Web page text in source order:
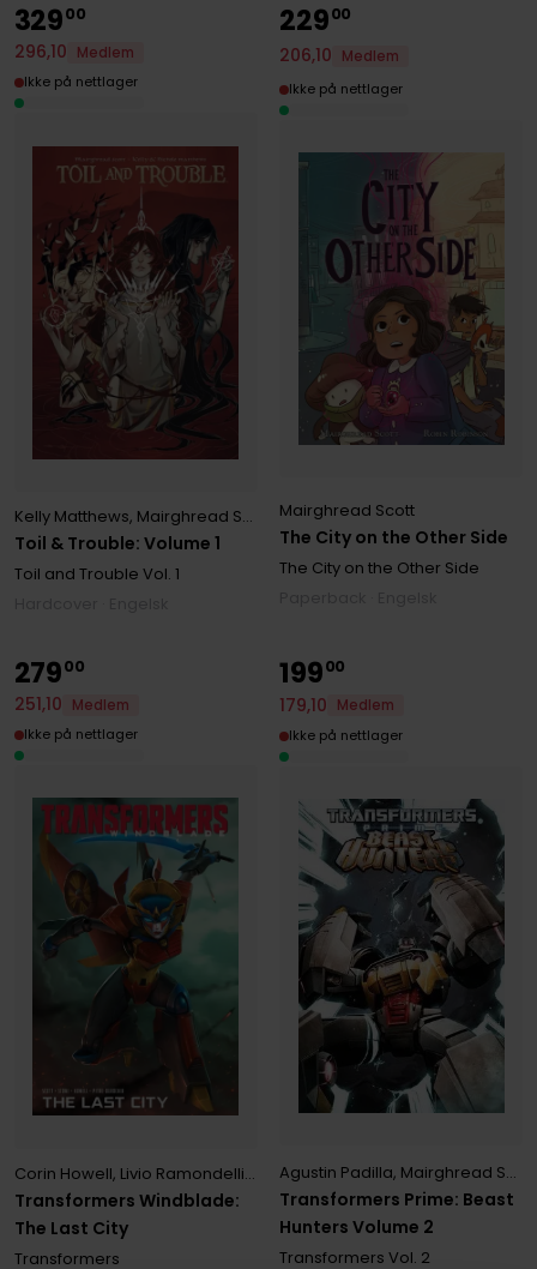
Toil & Trouble: Volume 1
Kelly Matthews, Mairghread Scott Nichole Matthews
Toil and Trouble Vol. 1
32900
296,10
Medlem
Ikke på nettlager
The City on the Other Side
Mairghread Scott
The City on the Other Side
22900
206,10
Medlem
Ikke på nettlager
Transformers Windblade:
The Last City
Corin Howell, Livio Ramondelli,Mairghread Scott,Sara Pitre-
Transformers
27900
251,10
Medlem
Ikke på nettlager
Transformers Prime: Beast
Hunters Volume 2
Agustin Padilla, Mairghread Scott
Transformers Vol. 2
19900
179,10
Medlem
Ikke på nettlager